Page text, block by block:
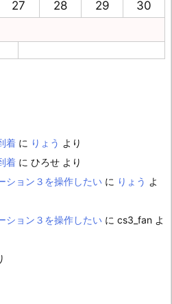
27 28 29
30
着 に りょう より
着 に ひろせ より
ション３を操作したい に りょう よ
ション３を操作したい に cs3_fan よ